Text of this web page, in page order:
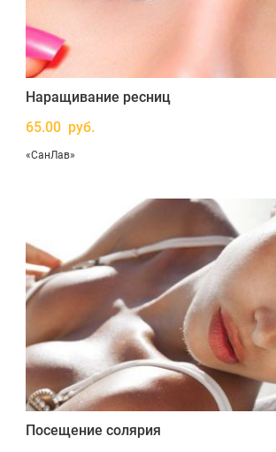
Наращивание ресниц
65.00 руб.
«СанЛав»
Посещение солярия